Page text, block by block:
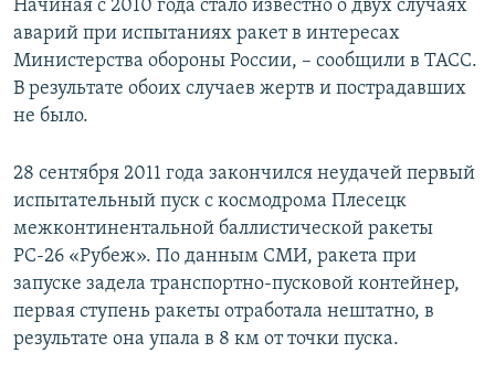
Начиная с 2010 года стало известно о двух случаях
аварий при испытаниях ракет в интересах
Министерства обороны России, – сообщили в ТАСС.
В результате обоих случаев жертв и пострадавших
не было.
28 сентября 2011 года закончился неудачей первый
испытательный пуск с космодрома Плесецк
межконтинентальной баллистической ракеты
РС-26 «Рубеж». По данным СМИ, ракета при
запуске задела транспортно-пусковой контейнер,
первая ступень ракеты отработала нештатно, в
результате она упала в 8 км от точки пуска.